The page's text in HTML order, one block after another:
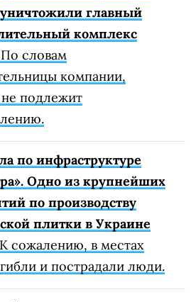
главный
комплекс
По словам
компании,
подлежит
по инфраструктуре
Одно из крупнейших
по производству
плитки в Украине
К сожалению, в местах
и пострадали люди.